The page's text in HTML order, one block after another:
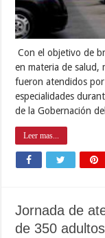
Con el objetivo de
en materia de salud,
fueron atendidos
especialidades
de la Gobernación
Leer mas...
Jornada de
de 350